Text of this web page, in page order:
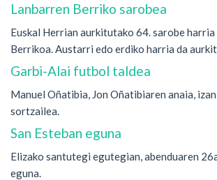
Lanbarren Berriko sarobea
Euskal Herrian aurkitutako 64. sarobe harria
Berrikoa. Austarri edo erdiko harria da
Garbi-Alai futbol taldea
Manuel Oñatibia, Jon Oñatibiaren anaia,
sortzailea.
San Esteban eguna
Elizako santutegi egutegian, abenduaren
eguna.